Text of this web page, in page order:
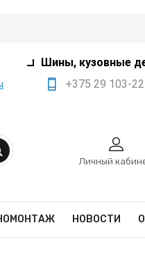
Шины, кузовные
+375 29 103-
+375 29 666-
sale@ivanko.by
Личный
НОВОСТИ